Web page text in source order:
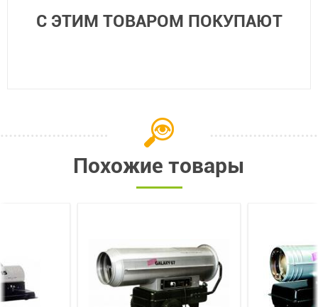
С ЭТИМ ТОВАРОМ ПОКУПАЮТ
Похожие товары